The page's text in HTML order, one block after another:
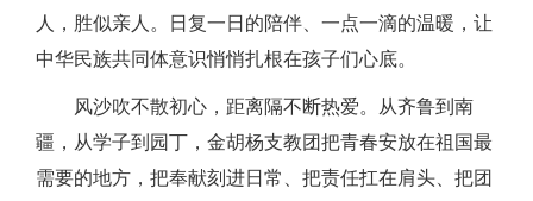
人，胜似亲人。日复一日的陪伴、一点一滴的温暖，让
中华民族共同体意识悄悄扎根在孩子们心底。
风沙吹不散初心，距离隔不断热爱。从齐鲁到南
疆，从学子到园丁，金胡杨支教团把青春安放在祖国最
需要的地方，把奉献刻进日常、把责任扛在肩头、把团